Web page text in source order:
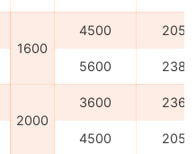
1600
4500 2054
5600 2386
2000
3600 2362
4500 2054